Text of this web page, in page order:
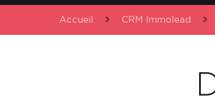
Accueil CRM Immolead